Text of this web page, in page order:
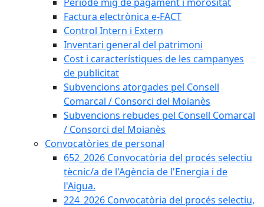
Factura electrònica e-FACT
Control Intern i Extern
Inventari general del patrimoni
Cost i característiques de les campanyes
de publicitat
Subvencions atorgades pel Consell
Comarcal / Consorci del Moianès
Subvencions rebudes pel Consell Comarcal
/ Consorci del Moianès
Convocatòries de personal
652_2026 Convocatòria del procés selectiu
tècnic/a de l'Agència de l'Energia i de
l'Aigua.
224_2026 Convocatòria del procés selectiu,